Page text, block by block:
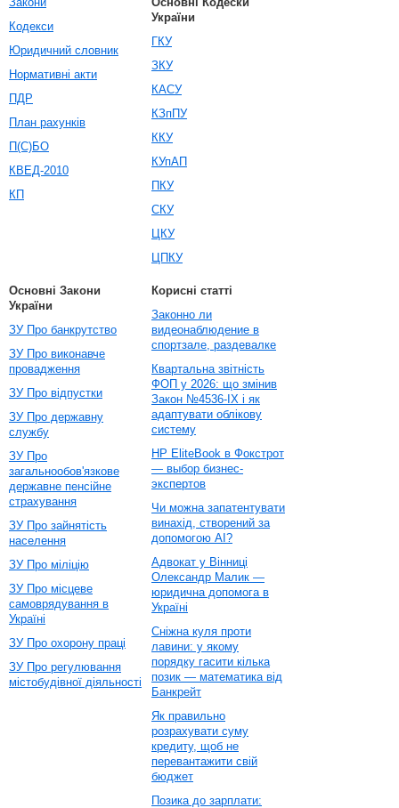
Кодекси
Юридичний словник
Нормативні акти
ПДР
План рахунків
П(С)БО
КВЕД-2010
КП
України
ГКУ
ЗКУ
КАСУ
КЗпПУ
ККУ
КУпАП
ПКУ
СКУ
ЦКУ
ЦПКУ
Основні Закони
України
ЗУ Про банкрутство
ЗУ Про виконавче
провадження
ЗУ Про відпустки
ЗУ Про державну
службу
ЗУ Про
загальнообов'язкове
державне пенсійне
страхування
ЗУ Про зайнятість
населення
ЗУ Про міліцію
ЗУ Про місцеве
самоврядування в
Україні
ЗУ Про охорону праці
ЗУ Про регулювання
містобудівної діяльності
Корисні статті
Законно ли
видеонаблюдение в
спортзале, раздевалке
Квартальна звітність
ФОП у 2026: що змінив
Закон №4536-IX і як
адаптувати облікову
систему
HP EliteBook в Фокстрот
— выбор бизнес-
экспертов
Чи можна запатентувати
винахід, створений за
допомогою AI?
Адвокат у Вінниці
Олександр Малик —
юридична допомога в
Україні
Сніжна куля проти
лавини: у якому
порядку гасити кілька
позик — математика від
Банкрейт
Як правильно
розрахувати суму
кредиту, щоб не
перевантажити свій
бюджет
Позика до зарплати: